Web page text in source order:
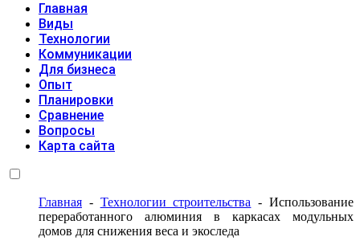
Главная
Виды
Технологии
Коммуникации
Для бизнеса
Опыт
Планировки
Сравнение
Вопросы
Карта сайта
Главная - Технологии строительства -Использование
переработанного алюминия в каркасах модульных
домов для снижения веса и экоследа